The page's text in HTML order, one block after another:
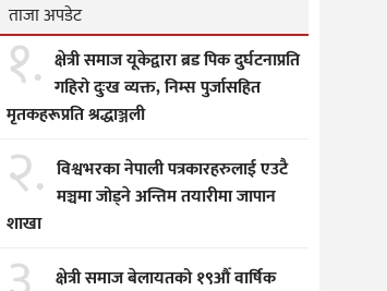
ताजा अपडेट
१. क्षेत्री समाज यूकेद्वारा ब्रड पिक दुर्घटनाप्रति
गहिरो दुःख व्यक्त, निम्स पुर्जासहित
मृतकहरूप्रति श्रद्धाञ्जली
२. विश्वभरका नेपाली पत्रकारहरुलाई एउटै
मञ्चमा जोड्ने अन्तिम तयारीमा जापान
शाखा
क्षेत्री समाज बेलायतको १९औँ वार्षिक